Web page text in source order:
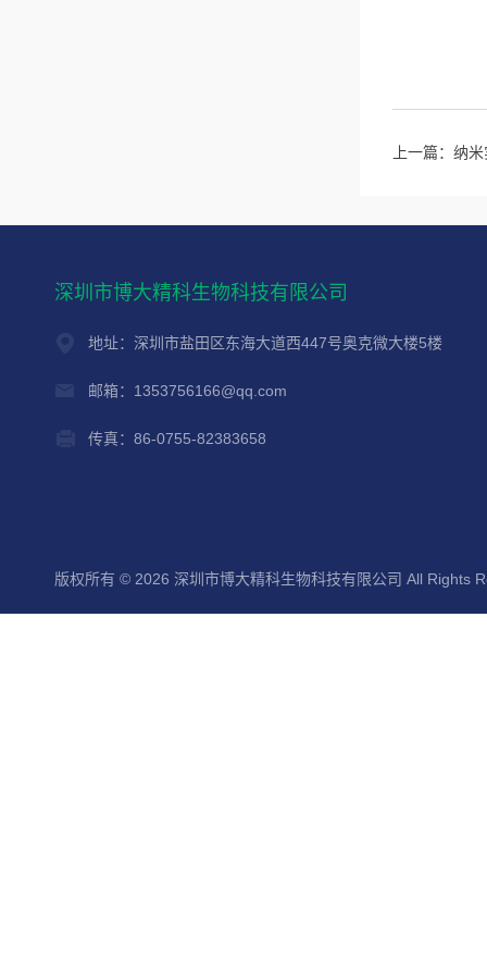
上一篇： 纳米
深圳市博大精科生物科技有限公司
地址：深圳市盐田区东海大道西447号奥克微大楼5楼
邮箱：1353756166@qq.com
传真：86-0755-82383658
版权所有 © 2026 深圳市博大精科生物科技有限公司 All Rights